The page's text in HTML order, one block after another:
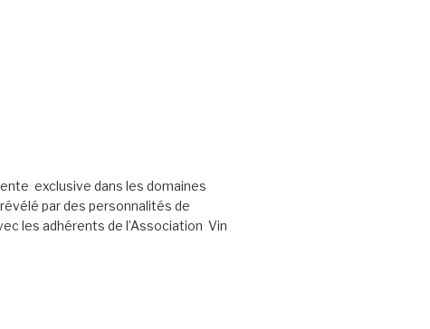
exclusive dans les domaines
par des personnalités de
les adhérents de l’Association Vin